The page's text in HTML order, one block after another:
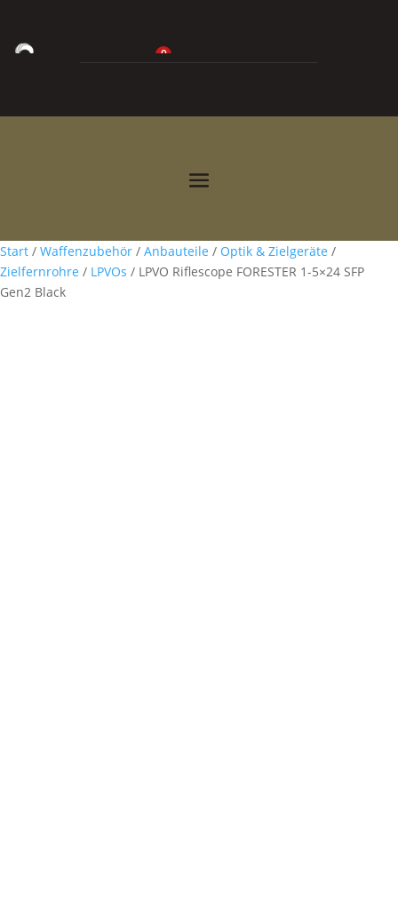
0
Start / Waffenzubehör / Anbauteile / Optik & Zielgeräte /
Zielfernrohre / LPVOs / LPVO Riflescope FORESTER 1-5×24 SFP
Gen2 Black